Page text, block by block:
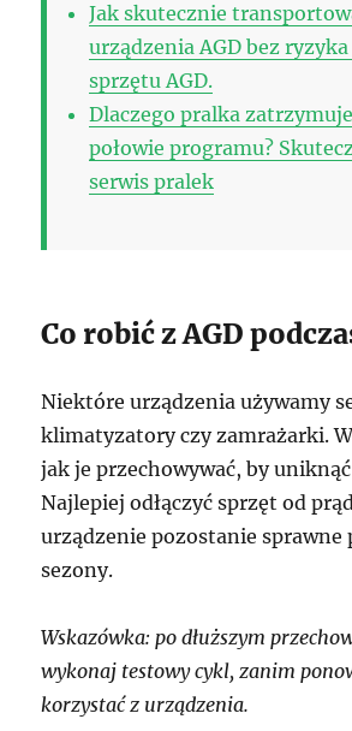
Jak skutecznie
urządzenia AGD bez
sprzętu AGD.
Dlaczego pralka
połowie programu?
serwis pralek
Co robić z AGD
Niektóre urządzenia używamy
klimatyzatory czy zamrażarki.
jak je przechowywać, by
Najlepiej odłączyć sprzęt od
urządzenie pozostanie sprawne
sezony.
Wskazówka: po dłuższym
wykonaj testowy cykl, zanim
korzystać z urządzenia.